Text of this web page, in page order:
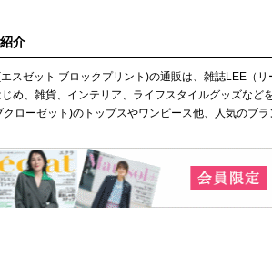
介
スゼット ブロックプリント)の通販は、雑誌LEE（
め、雑貨、インテリア、ライフスタイルグッズな
ローゼット)のトップスやワンピース他、人気のブ